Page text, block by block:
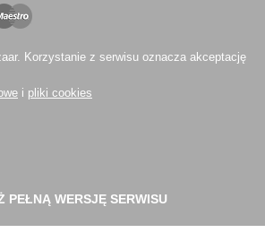
Korzystanie z serwisu oznacza akceptację
i pliki cookies
PEŁNĄ WERSJĘ SERWISU